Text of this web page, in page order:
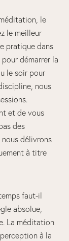
le
le meilleur
pratique dans
démarrer la
le soir pour
nous
et de vous
des
délivrons
à titre
faut-il
absolue,
La méditation
à la